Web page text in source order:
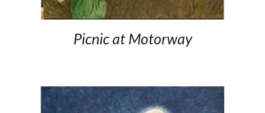
Picnic at Motorway